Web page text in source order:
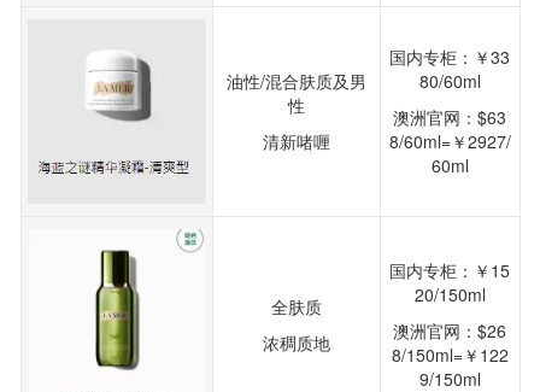
油性/混合肤质及男
性
清新啫喱
国内专柜：￥33
80/60ml
澳洲官网：$63
8/60ml=￥2927/
60ml
全肤质
浓稠质地
国内专柜：￥15
20/150ml
澳洲官网：$26
8/150ml=￥122
9/150ml